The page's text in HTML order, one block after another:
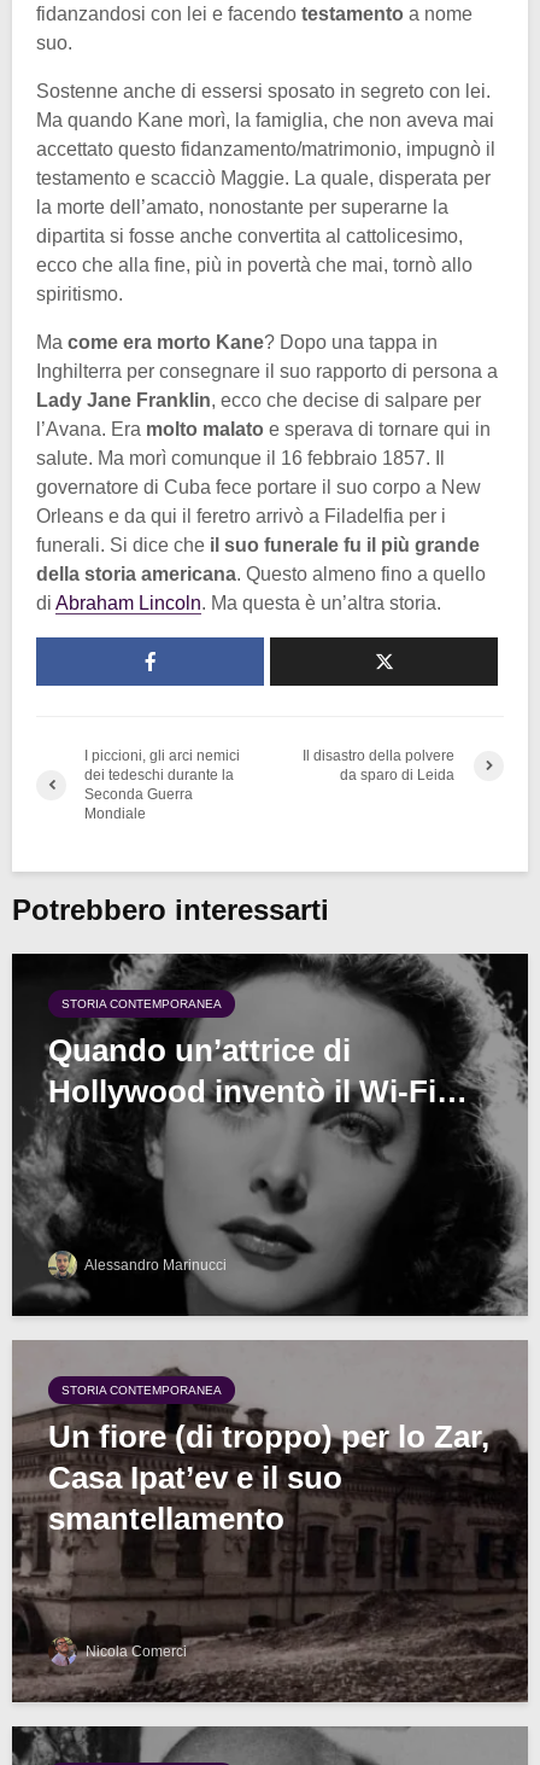
fidanzandosi con lei e facendo testamento a nome
suo.
Sostenne anche di essersi sposato in segreto con lei.
Ma quando Kane morì, la famiglia, che non aveva mai
accettato questo fidanzamento/matrimonio, impugnò il
testamento e scacciò Maggie. La quale, disperata per
la morte dell’amato, nonostante per superarne la
dipartita si fosse anche convertita al cattolicesimo,
ecco che alla fine, più in povertà che mai, tornò allo
spiritismo.
Ma come era morto Kane? Dopo una tappa in
Inghilterra per consegnare il suo rapporto di persona a
Lady Jane Franklin, ecco che decise di salpare per
l’Avana. Era molto malato e sperava di tornare qui in
salute. Ma morì comunque il 16 febbraio 1857. Il
governatore di Cuba fece portare il suo corpo a New
Orleans e da qui il feretro arrivò a Filadelfia per i
funerali. Si dice che il suo funerale fu il più grande
della storia americana. Questo almeno fino a quello
di Abraham Lincoln. Ma questa è un’altra storia.
I piccioni, gli arci nemici
dei tedeschi durante la
Seconda Guerra
Mondiale
Il disastro della polvere
da sparo di Leida
Potrebbero interessarti
STORIA CONTEMPORANEA
Quando un’attrice di
Hollywood inventò il Wi-Fi…
Alessandro Marinucci
STORIA CONTEMPORANEA
Un fiore (di troppo) per lo Zar,
Casa Ipat’ev e il suo
smantellamento
Nicola Comerci